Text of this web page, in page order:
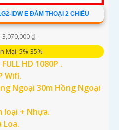
IDW E ĐÀM THOẠI 2 CHIỀU
3,070,000 ₫
Mại: 5%-35%
FULL HD 1080P .
Wifi.
Ngoại 30m Hồng Ngoại
loại + Nhựa.
Loa.